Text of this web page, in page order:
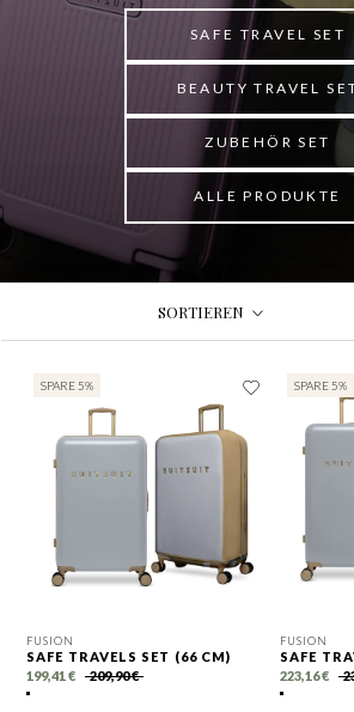
SAFE TRAVEL SET
BEAUTY TRAVEL
ZUBEHÖR SET
ALLE PRODUKTE
SORTIEREN
SPARE 5%
FUSION
SAFE TRAVELS SET (66 CM)
199,41 €
209,90 €
SPARE 5%
FUSION
SAFE
223,16 €